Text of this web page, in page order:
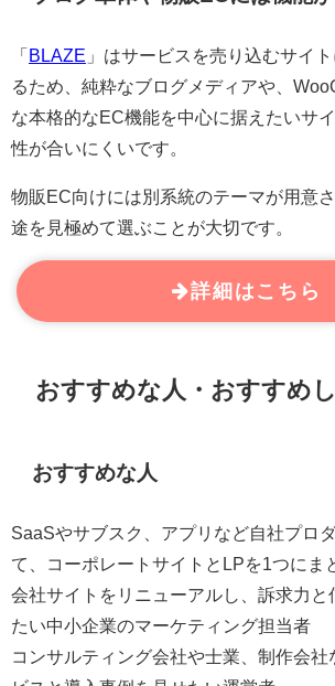
「 BLAZE 」はサービスを売り込むサイ
るため、純粋なブログメディアや、
な本格的なEC機能を中心に据えたいサ
性が合いにくいです。
物販EC向けには別系統のテーマが用意
途を見極めて選ぶことが大切です。
詳細はこちら
おすすめな人・おすすめ
おすすめな人
SaaSやサブスク、アプリなど自社プロ
て、コーポレートサイトとLPを1つにま
会社サイトをリニューアルし、訴求力と
たい中小企業のマーケティング担当者
コンサルティング会社や士業、制作会社